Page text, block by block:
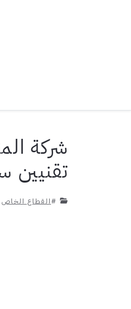
تقنيين
#القطاع الخاص